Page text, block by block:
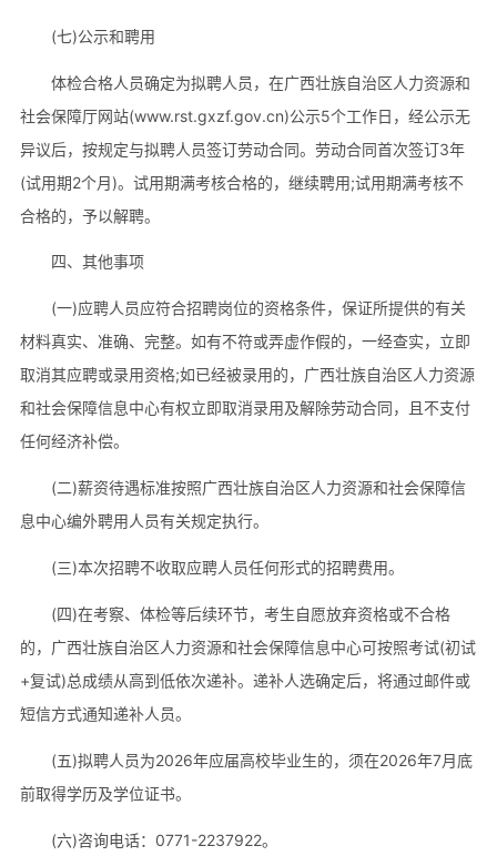
(七)公示和聘用
体检合格人员确定为拟聘人员，在广西壮族自治区人力资源和
社会保障厅网站(www.rst.gxzf.gov.cn)公示5个工作日，经公示无
异议后，按规定与拟聘人员签订劳动合同。劳动合同首次签订3年
(试用期2个月)。试用期满考核合格的，继续聘用;试用期满考核不
合格的，予以解聘。
四、其他事项
(一)应聘人员应符合招聘岗位的资格条件，保证所提供的有关
材料真实、准确、完整。如有不符或弄虚作假的，一经查实，立即
取消其应聘或录用资格;如已经被录用的，广西壮族自治区人力资源
和社会保障信息中心有权立即取消录用及解除劳动合同，且不支付
任何经济补偿。
(二)薪资待遇标准按照广西壮族自治区人力资源和社会保障信
息中心编外聘用人员有关规定执行。
(三)本次招聘不收取应聘人员任何形式的招聘费用。
(四)在考察、体检等后续环节，考生自愿放弃资格或不合格
的，广西壮族自治区人力资源和社会保障信息中心可按照考试(初试
+复试)总成绩从高到低依次递补。递补人选确定后，将通过邮件或
短信方式通知递补人员。
(五)拟聘人员为2026年应届高校毕业生的，须在2026年7月底
前取得学历及学位证书。
(六)咨询电话：0771-2237922。